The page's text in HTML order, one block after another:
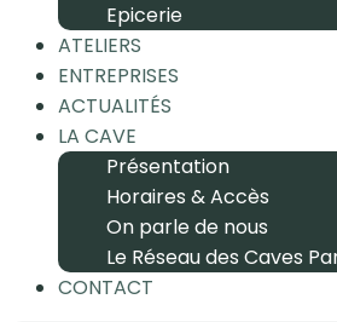
Epicerie
ATELIERS
ENTREPRISES
ACTUALITÉS
LA CAVE
Présentation
Horaires & Accès
On parle de nous
Le Réseau des Caves
CONTACT